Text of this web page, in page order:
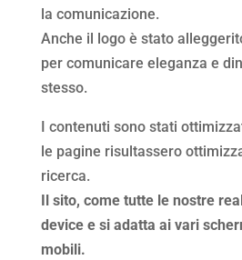
la comunicazione.
Anche il logo è stato
per comunicare eleganza e
stesso.
I contenuti sono stati
le pagine risultassero
ricerca.
Il sito, come tutte le nostre
device e si adatta ai vari
mobili.